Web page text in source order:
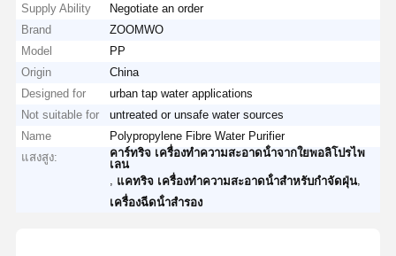
Supply Ability
Negotiate an order
Brand
ZOOMWO
Model
PP
Origin
China
Designed for
urban tap water applications
Not suitable for
untreated or unsafe water sources
Name
Polypropylene Fibre Water Purifier
แสงสูง:
คาร์ทริจ เครื่องทําความสะอาดน้ําจากใยพอลิโปรไพ
เลน
แคทริจ เครื่องทําความสะอาดน้ําสําหรับกําจัดฝุ่น
เครื่องฉีดน้ําสํารอง